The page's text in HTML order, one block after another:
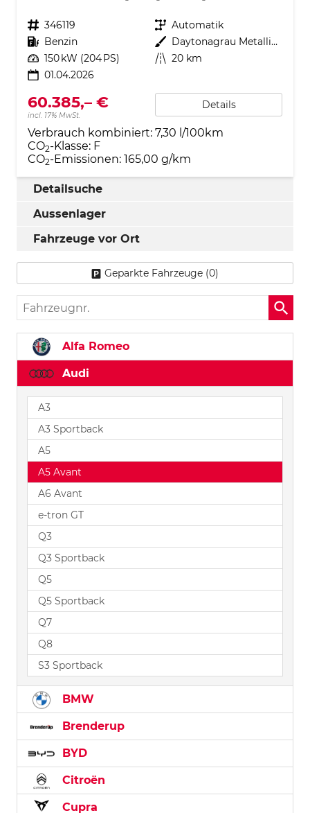
Fahrzeugnr. 346119 Getriebe Automatik
Kraftstoff Benzin Außenfarbe
Daytonagrau Metallic (6Y)
Leistung 150 kW (204 PS) Kilometerstand 20 km
01.04.2026
60.385,– €
incl. 17% MwSt.
Details
Verbrauch kombiniert: 7,30 l/100km
CO2-Klasse: F
CO2-Emissionen: 165,00 g/km
Detailsuche
Aussenlager
Fahrzeuge vor Ort
Geparkte Fahrzeuge (0)
Fahrzeugnr.
Alfa Romeo
Audi
A3
A3 Sportback
A5
A5 Avant
A6 Avant
e-tron GT
Q3
Q3 Sportback
Q5
Q5 Sportback
Q7
Q8
S3 Sportback
BMW
Brenderup
BYD
Citroën
Cupra